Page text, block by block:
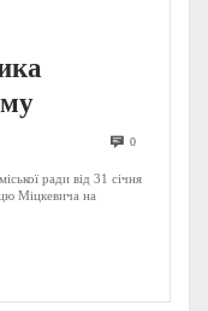
0
ради від 31 січня
Міцкевича на